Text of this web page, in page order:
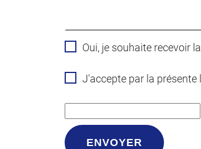
Oui, je souhaite recevoir
J'accepte par la présente
ENVOYER